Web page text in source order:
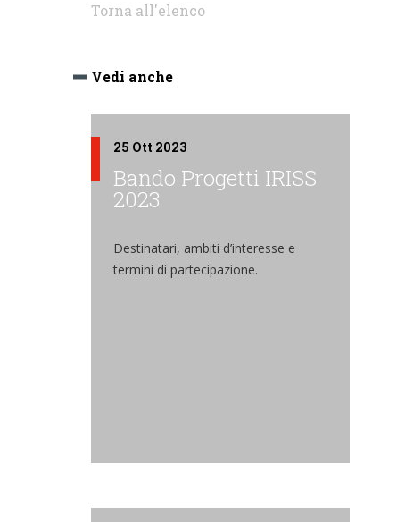
Torna all'elenco
Vedi anche
25 Ott 2023
Bando Progetti IRISS
2023
Destinatari, ambiti d’interesse e
termini di partecipazione.